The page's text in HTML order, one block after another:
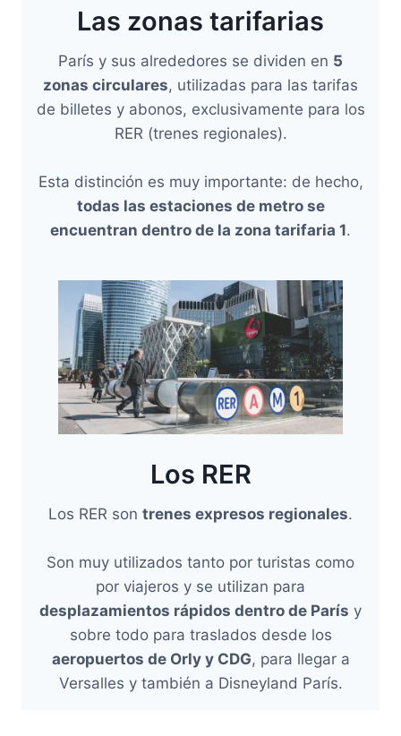
Las zonas tarifarias
París y sus alrededores se dividen en 5
zonas circulares, utilizadas para las tarifas
de billetes y abonos, exclusivamente para los
RER (trenes regionales).
Esta distinción es muy importante: de hecho,
todas las estaciones de metro se
encuentran dentro de la zona tarifaria 1.
Los RER
Los RER son trenes expresos regionales.
Son muy utilizados tanto por turistas como
por viajeros y se utilizan para
desplazamientos rápidos dentro de París y
sobre todo para traslados desde los
aeropuertos de Orly y CDG, para llegar a
Versalles y también a Disneyland París.